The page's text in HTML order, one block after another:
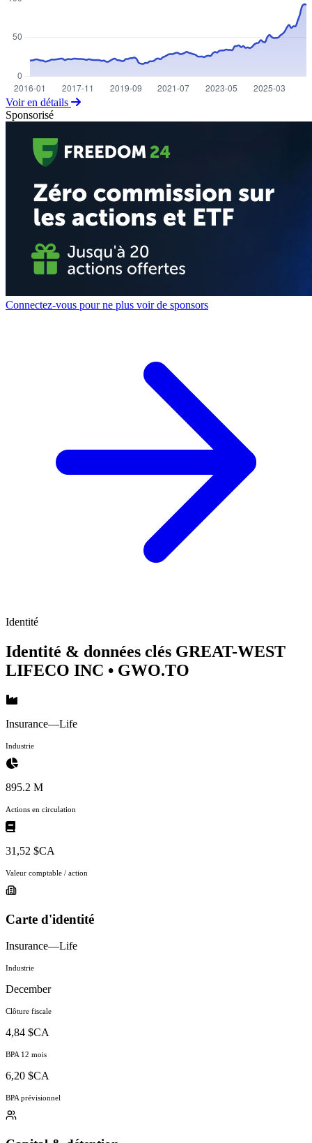
Voir en détails
Sponsorisé
Connectez-vous pour ne plus voir de sponsors
Identité
Identité & données clés GREAT-WEST
LIFECO INC • GWO.TO
Insurance—Life
Industrie
895.2 M
Actions en circulation
31,52 $CA
Valeur comptable / action
Carte d'identité
Insurance—Life
Industrie
December
Clôture fiscale
4,84 $CA
BPA 12 mois
6,20 $CA
BPA prévisionnel